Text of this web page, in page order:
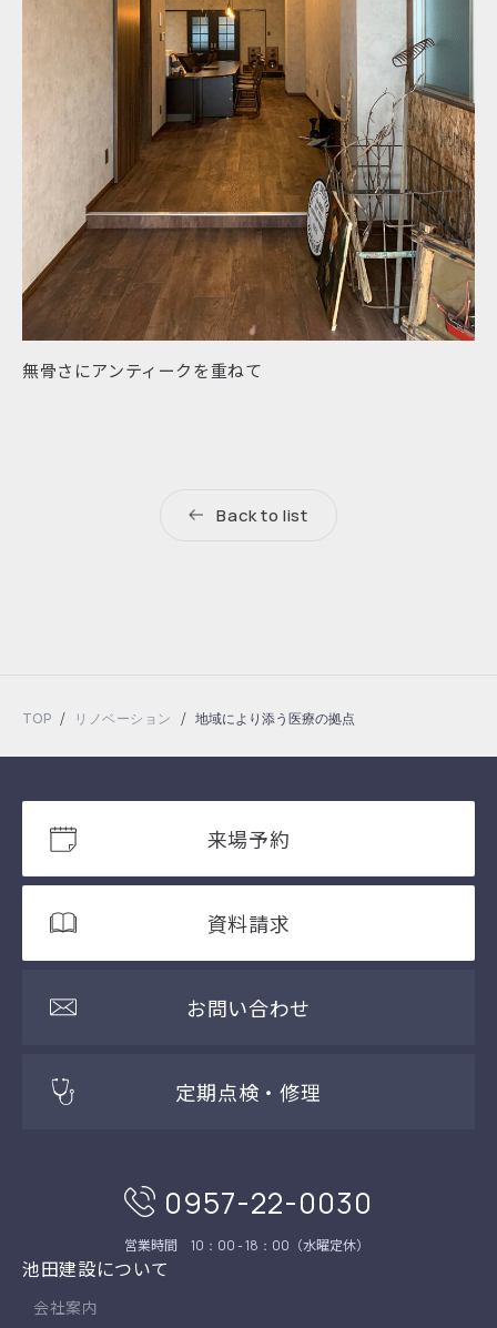
無骨さにアンティークを重ねて
Back to list
TOP / リノベーション / 地域により添う医療の拠点
来場予約
資料請求
お問い合わせ
定期点検・修理
0957-22-0030
営業時間 10：00 - 18：00 （水曜定休）
池田建設について
会社案内